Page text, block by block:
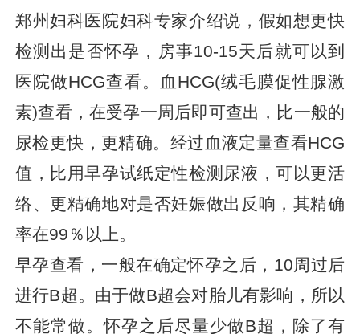
郑州妇科医院妇科专家介绍说，假如想更快
检测出是否怀孕，房事10-15天后就可以到
医院做HCG查看。血HCG(绒毛膜促性腺激
素)查看，在受孕一周后即可查出，比一般的
尿检更快，更精确。经过血液定量查看HCG
值，比用早孕试纸定性检测尿液，可以更活
络、更精确地对是否妊娠做出反响，其精确
率在99％以上。
早孕查看，一般在确定怀孕之后，10周过后
进行B超。由于做B超会对胎儿有影响，所以
不能常做。怀孕之后尽量少做B超，除了有